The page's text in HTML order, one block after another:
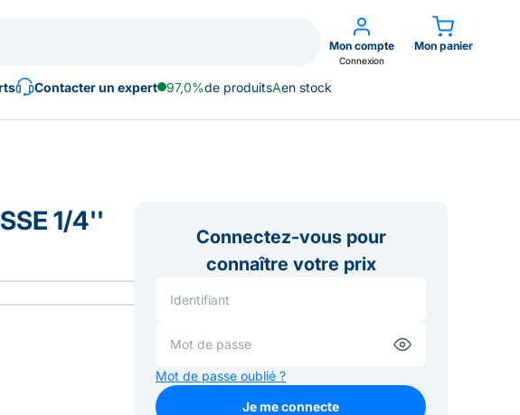
Mon compte
Connexion
Mon panier
Contacter un expert 97,0%de produitsAen stock
1/4''
Connectez-vous pour
connaître votre prix
Mot de passe oublié ?
Je me connecte